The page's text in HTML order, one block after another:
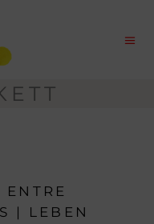
| LEBEN